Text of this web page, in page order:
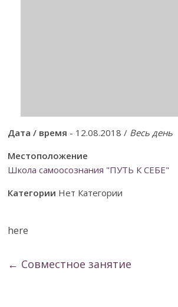
Дата / время - 12.08.2018 / Весь день
Местоположение
Школа самоосознания "ПУТЬ К СЕБЕ"
Категории Нет Категории
here
← Совместное занятие